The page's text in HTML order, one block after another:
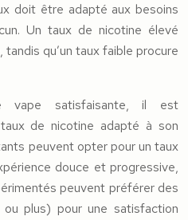
doit être adapté aux besoins
Un taux de nicotine élevé
qu’un taux faible procure
vape satisfaisante, il est
de nicotine adapté à son
peuvent opter pour un taux
douce et progressive,
peuvent préférer des
plus) pour une satisfaction